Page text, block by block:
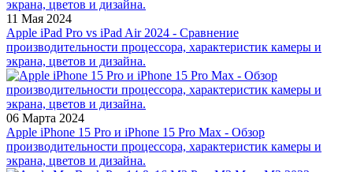
11 Мая 2024
Apple iPad Pro vs iPad Air 2024 - Сравнение
производительности процессора, характеристик камеры и
экрана, цветов и дизайна.
06 Марта 2024
Apple iPhone 15 Pro и iPhone 15 Pro Max - Обзор
производительности процессора, характеристик камеры и
экрана, цветов и дизайна.